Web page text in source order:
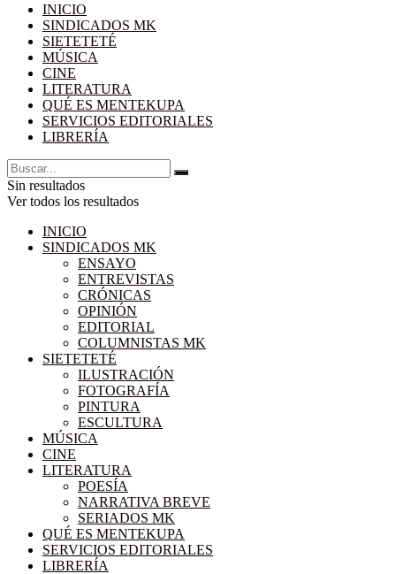
INICIO
SINDICADOS MK
SIETETETÉ
MÚSICA
CINE
LITERATURA
QUÉ ES MENTEKUPA
SERVICIOS EDITORIALES
LIBRERÍA
Sin resultados
Ver todos los resultados
INICIO
SINDICADOS MK
ENSAYO
ENTREVISTAS
CRÓNICAS
OPINIÓN
EDITORIAL
COLUMNISTAS MK
SIETETETÉ
ILUSTRACIÓN
FOTOGRAFÍA
PINTURA
ESCULTURA
MÚSICA
CINE
LITERATURA
POESÍA
NARRATIVA BREVE
SERIADOS MK
QUÉ ES MENTEKUPA
SERVICIOS EDITORIALES
LIBRERÍA